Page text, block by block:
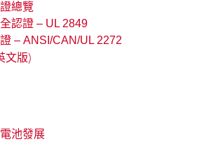
總覽
認證 – UL 2849
– ANSI/CAN/UL 2272
文版)
池發展